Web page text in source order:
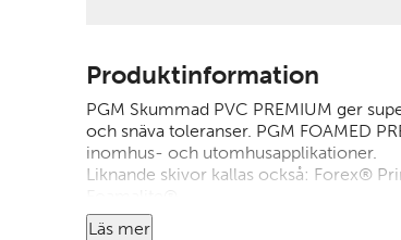
Produktinformation
PGM Skummad PVC PREMIUM ger
och snäva toleranser. PGM FOAMED
inomhus- och utomhusapplikationer.
Liknande skivor kallas också: Forex®
Läs mer